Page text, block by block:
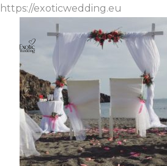
https://exoticwedding.eu